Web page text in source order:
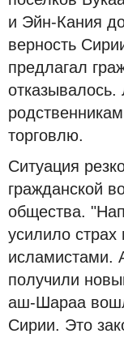
и Эйн-Кания
верность
предлагал
торговлю.
Ситуация
гражданской
общества.
усилило страх
исламистами.
получили
аш-Шараа
Сирии. Это